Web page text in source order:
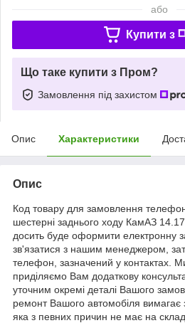
або
Купити з
Що таке купити з Пром?
Замовлення під захистом
Опис Характеристики
Опис
Код товару для замовлення
шестерні заднього ходу КамАЗ
досить буде оформити електронну
зв'язатися з нашим менеджером,
телефон, зазначений у контактах.
приділяємо Вам додаткову
уточним окремі деталі Вашого
ремонт Вашого автомобіля вимагає
яка з певних причин не має на